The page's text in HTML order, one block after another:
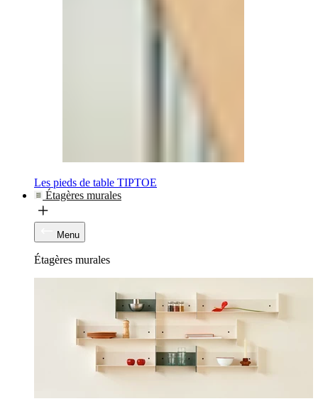
Les pieds de table TIPTOE
Étagères murales
Menu
Étagères murales